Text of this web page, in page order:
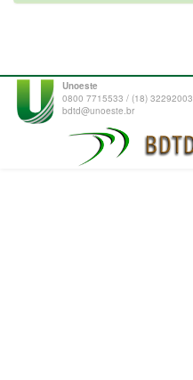
Unoeste
0800 7715533 / (18) 32292003
bdtd@unoeste.br